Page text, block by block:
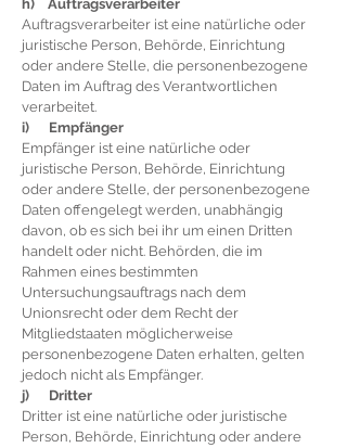
h) Auftragsverarbeiter
Auftragsverarbeiter ist eine natürliche oder
juristische Person, Behörde, Einrichtung
oder andere Stelle, die personenbezogene
Daten im Auftrag des Verantwortlichen
verarbeitet.
i) Empfänger
Empfänger ist eine natürliche oder
juristische Person, Behörde, Einrichtung
oder andere Stelle, der personenbezogene
Daten offengelegt werden, unabhängig
davon, ob es sich bei ihr um einen Dritten
handelt oder nicht. Behörden, die im
Rahmen eines bestimmten
Untersuchungsauftrags nach dem
Unionsrecht oder dem Recht der
Mitgliedstaaten möglicherweise
personenbezogene Daten erhalten, gelten
jedoch nicht als Empfänger.
j) Dritter
Dritter ist eine natürliche oder juristische
Person, Behörde, Einrichtung oder andere